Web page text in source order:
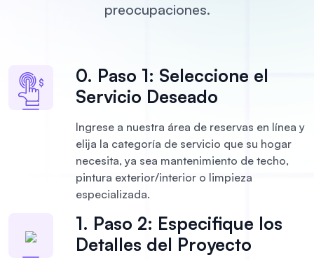
preocupaciones.
0. Paso 1: Seleccione el
Servicio Deseado
Ingrese a nuestra área de reservas en línea y
elija la categoría de servicio que su hogar
necesita, ya sea mantenimiento de techo,
pintura exterior/interior o limpieza
especializada.
1. Paso 2: Especifique los
Detalles del Proyecto